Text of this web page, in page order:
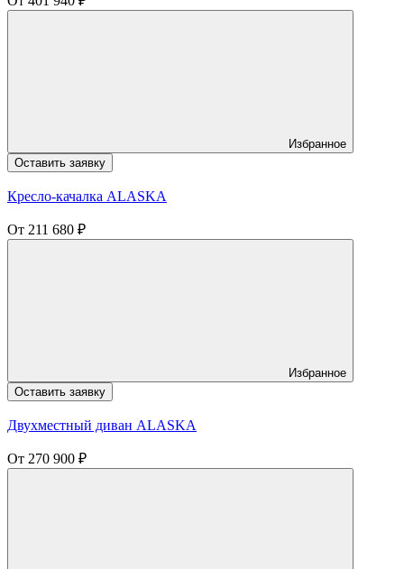
Избранное
Оставить заявку
Кресло-качалка ALASKA
От 211 680 ₽
Избранное
Оставить заявку
Двухместный диван ALASKA
От 270 900 ₽